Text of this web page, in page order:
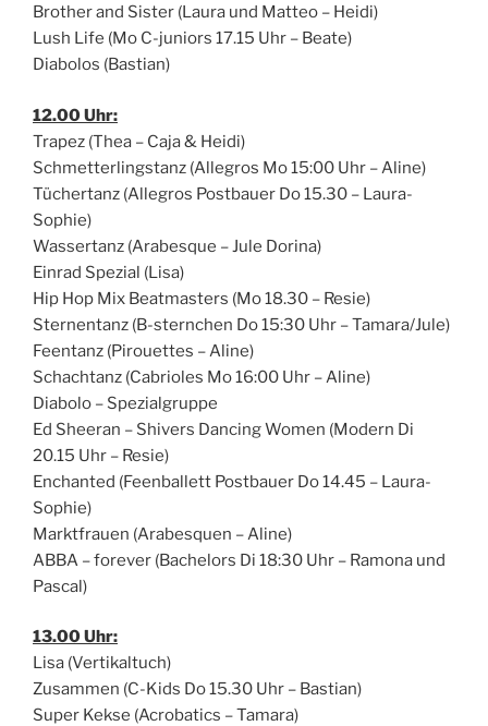
Brother and Sister (Laura und Matteo – Heidi)
Lush Life (Mo C-juniors 17.15 Uhr – Beate)
Diabolos (Bastian)
12.00 Uhr:
Trapez (Thea – Caja & Heidi)
Schmetterlingstanz (Allegros Mo 15:00 Uhr – Aline)
Tüchertanz (Allegros Postbauer Do 15.30 – Laura-
Sophie)
Wassertanz (Arabesque – Jule Dorina)
Einrad Spezial (Lisa)
Hip Hop Mix Beatmasters (Mo 18.30 – Resie)
Sternentanz (B-sternchen Do 15:30 Uhr – Tamara/Jule)
Feentanz (Pirouettes – Aline)
Schachtanz (Cabrioles Mo 16:00 Uhr – Aline)
Diabolo – Spezialgruppe
Ed Sheeran – Shivers Dancing Women (Modern Di
20.15 Uhr – Resie)
Enchanted (Feenballett Postbauer Do 14.45 – Laura-
Sophie)
Marktfrauen (Arabesquen – Aline)
ABBA – forever (Bachelors Di 18:30 Uhr – Ramona und
Pascal)
13.00 Uhr:
Lisa (Vertikaltuch)
Zusammen (C-Kids Do 15.30 Uhr – Bastian)
Super Kekse (Acrobatics – Tamara)